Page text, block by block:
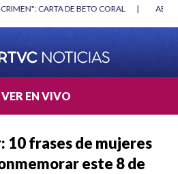
CARTA DE BETO CORAL
VER EN VIVO
10 frases de mujeres
este 8 de